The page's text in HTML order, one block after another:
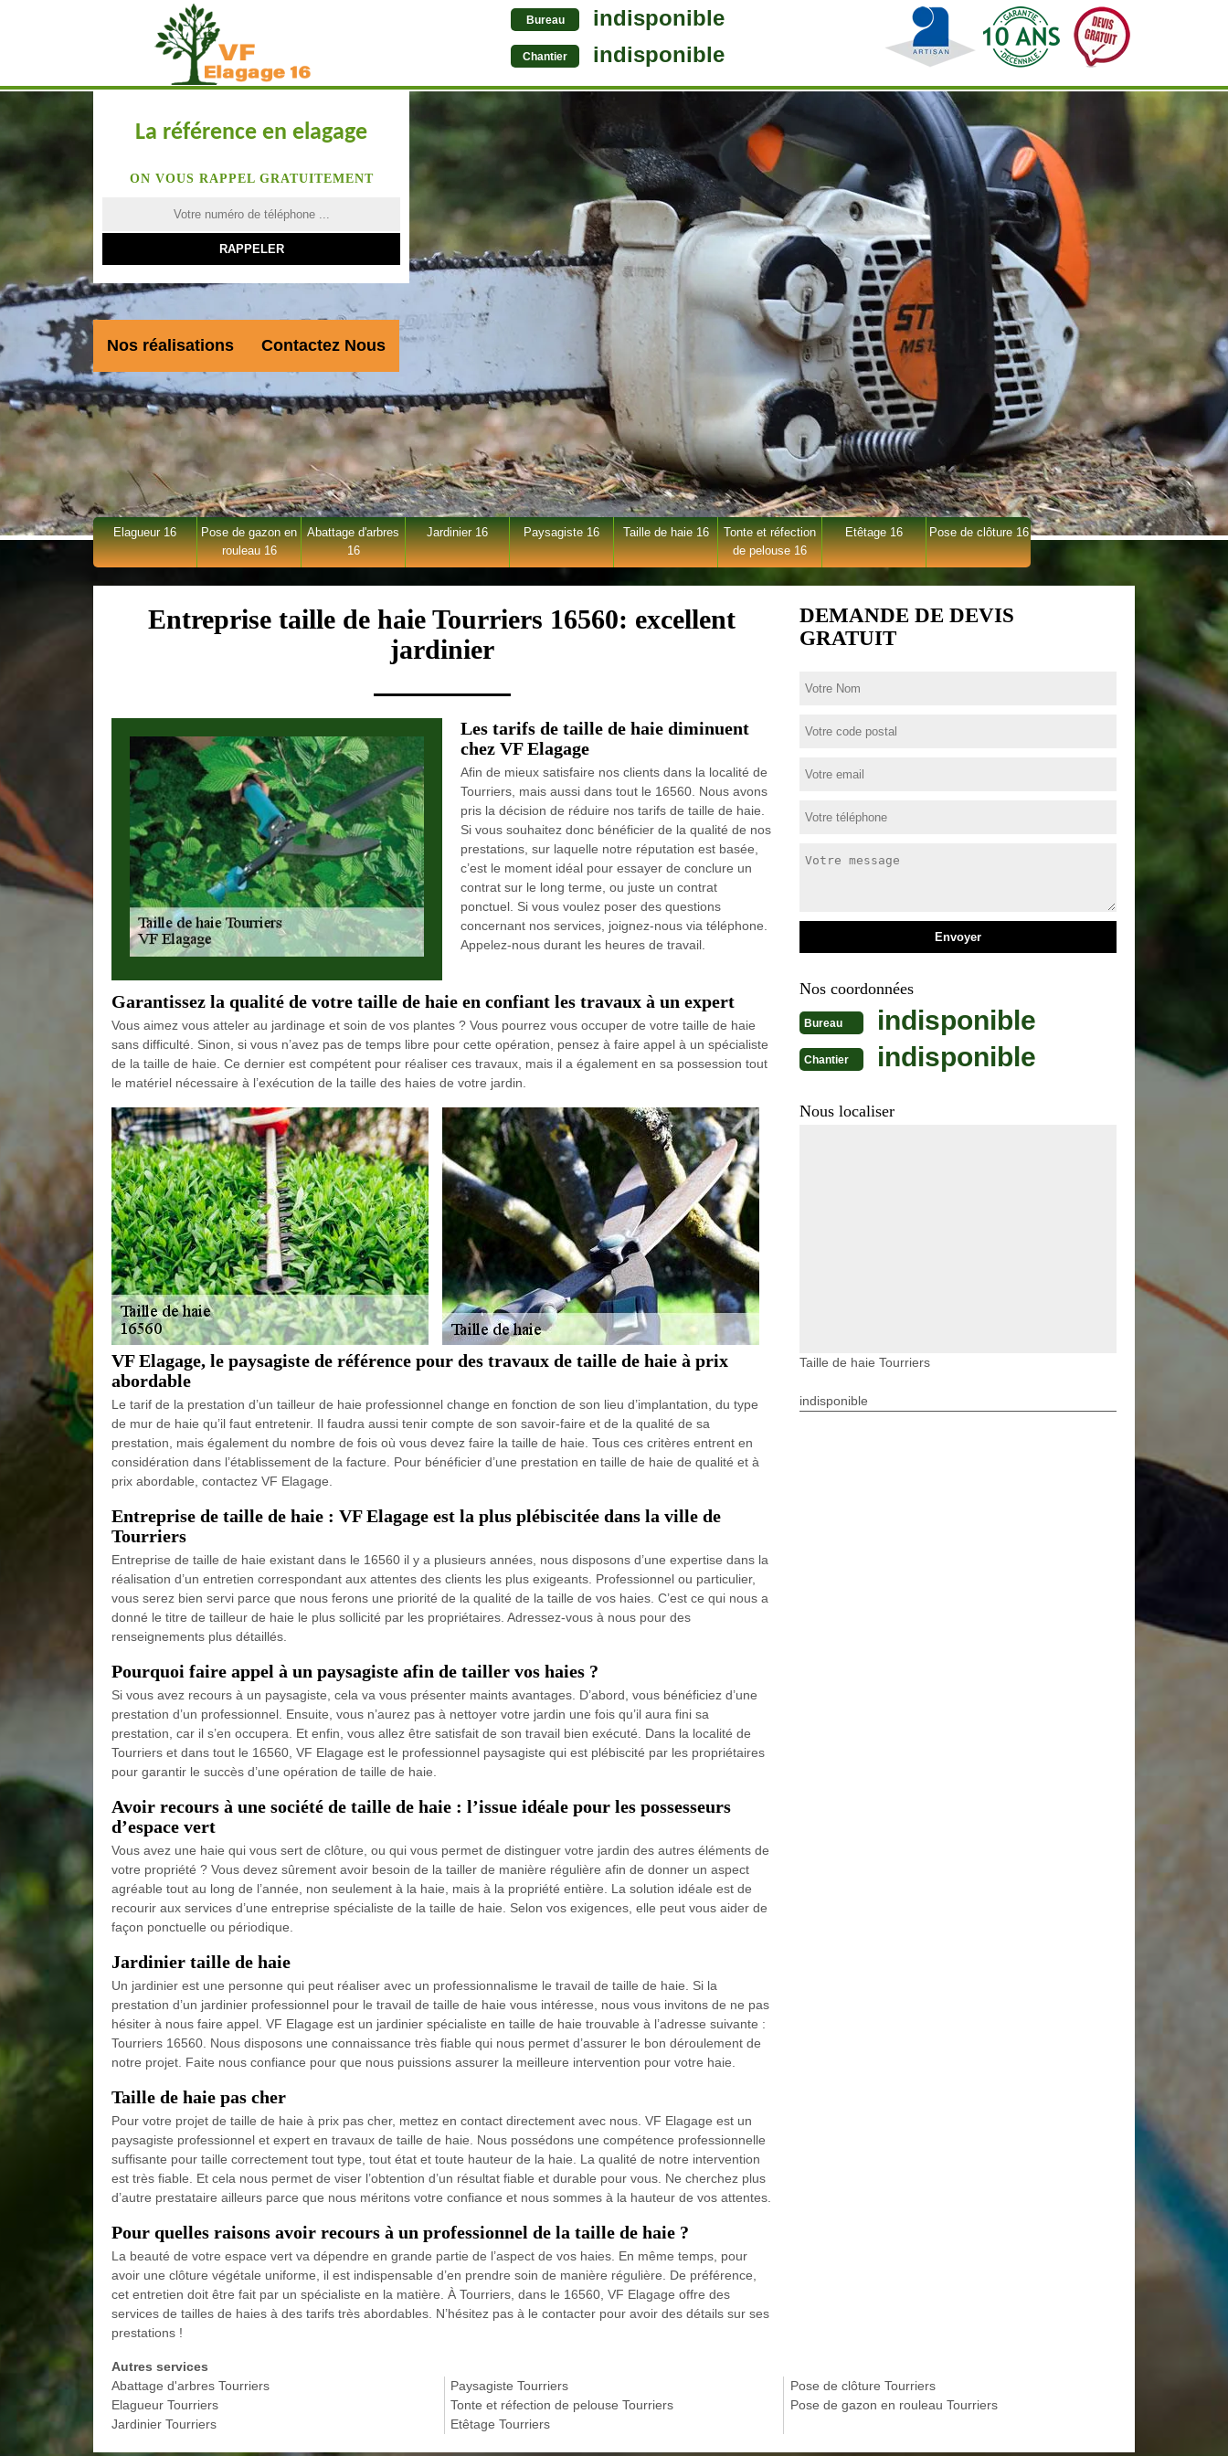
Bureau indisponible
Chantier indisponible
La référence en elagage
ON VOUS RAPPEL GRATUITEMENT
Nos réalisations Contactez Nous
Elagueur 16
Pose de gazon en
rouleau 16
Abattage d'arbres
16
Jardinier 16 Paysagiste 16 Taille de haie 16
Tonte et réfection
de pelouse 16
Etêtage 16 Pose de clôture 16
Entreprise taille de haie Tourriers 16560: excellent
jardinier
Les tarifs de taille de haie diminuent
chez VF Elagage
Afin de mieux satisfaire nos clients dans la localité de
Tourriers, mais aussi dans tout le 16560. Nous avons
pris la décision de réduire nos tarifs de taille de haie.
Si vous souhaitez donc bénéficier de la qualité de nos
prestations, sur laquelle notre réputation est basée,
c’est le moment idéal pour essayer de conclure un
contrat sur le long terme, ou juste un contrat
ponctuel. Si vous voulez poser des questions
concernant nos services, joignez-nous via téléphone.
Appelez-nous durant les heures de travail.
Garantissez la qualité de votre taille de haie en confiant les travaux à un expert
Vous aimez vous atteler au jardinage et soin de vos plantes ? Vous pourrez vous occuper de votre taille de haie
sans difficulté. Sinon, si vous n’avez pas de temps libre pour cette opération, pensez à faire appel à un spécialiste
de la taille de haie. Ce dernier est compétent pour réaliser ces travaux, mais il a également en sa possession tout
le matériel nécessaire à l’exécution de la taille des haies de votre jardin.
VF Elagage, le paysagiste de référence pour des travaux de taille de haie à prix
abordable
Le tarif de la prestation d’un tailleur de haie professionnel change en fonction de son lieu d’implantation, du type
de mur de haie qu’il faut entretenir. Il faudra aussi tenir compte de son savoir-faire et de la qualité de sa
prestation, mais également du nombre de fois où vous devez faire la taille de haie. Tous ces critères entrent en
considération dans l’établissement de la facture. Pour bénéficier d’une prestation en taille de haie de qualité et à
prix abordable, contactez VF Elagage.
Entreprise de taille de haie : VF Elagage est la plus plébiscitée dans la ville de
Tourriers
Entreprise de taille de haie existant dans le 16560 il y a plusieurs années, nous disposons d’une expertise dans la
réalisation d’un entretien correspondant aux attentes des clients les plus exigeants. Professionnel ou particulier,
vous serez bien servi parce que nous ferons une priorité de la qualité de la taille de vos haies. C’est ce qui nous a
donné le titre de tailleur de haie le plus sollicité par les propriétaires. Adressez-vous à nous pour des
renseignements plus détaillés.
Pourquoi faire appel à un paysagiste afin de tailler vos haies ?
Si vous avez recours à un paysagiste, cela va vous présenter maints avantages. D’abord, vous bénéficiez d’une
prestation d’un professionnel. Ensuite, vous n’aurez pas à nettoyer votre jardin une fois qu’il aura fini sa
prestation, car il s’en occupera. Et enfin, vous allez être satisfait de son travail bien exécuté. Dans la localité de
Tourriers et dans tout le 16560, VF Elagage est le professionnel paysagiste qui est plébiscité par les propriétaires
pour garantir le succès d’une opération de taille de haie.
Avoir recours à une société de taille de haie : l’issue idéale pour les possesseurs
d’espace vert
Vous avez une haie qui vous sert de clôture, ou qui vous permet de distinguer votre jardin des autres éléments de
votre propriété ? Vous devez sûrement avoir besoin de la tailler de manière régulière afin de donner un aspect
agréable tout au long de l’année, non seulement à la haie, mais à la propriété entière. La solution idéale est de
recourir aux services d’une entreprise spécialiste de la taille de haie. Selon vos exigences, elle peut vous aider de
façon ponctuelle ou périodique.
Jardinier taille de haie
Un jardinier est une personne qui peut réaliser avec un professionnalisme le travail de taille de haie. Si la
prestation d’un jardinier professionnel pour le travail de taille de haie vous intéresse, nous vous invitons de ne pas
hésiter à nous faire appel. VF Elagage est un jardinier spécialiste en taille de haie trouvable à l’adresse suivante :
Tourriers 16560. Nous disposons une connaissance très fiable qui nous permet d’assurer le bon déroulement de
notre projet. Faite nous confiance pour que nous puissions assurer la meilleure intervention pour votre haie.
Taille de haie pas cher
Pour votre projet de taille de haie à prix pas cher, mettez en contact directement avec nous. VF Elagage est un
paysagiste professionnel et expert en travaux de taille de haie. Nous possédons une compétence professionnelle
suffisante pour taille correctement tout type, tout état et toute hauteur de la haie. La qualité de notre intervention
est très fiable. Et cela nous permet de viser l’obtention d’un résultat fiable et durable pour vous. Ne cherchez plus
d’autre prestataire ailleurs parce que nous méritons votre confiance et nous sommes à la hauteur de vos attentes.
Pour quelles raisons avoir recours à un professionnel de la taille de haie ?
La beauté de votre espace vert va dépendre en grande partie de l’aspect de vos haies. En même temps, pour
avoir une clôture végétale uniforme, il est indispensable d’en prendre soin de manière régulière. De préférence,
cet entretien doit être fait par un spécialiste en la matière. À Tourriers, dans le 16560, VF Elagage offre des
services de tailles de haies à des tarifs très abordables. N’hésitez pas à le contacter pour avoir des détails sur ses
prestations !
DEMANDE DE DEVIS
GRATUIT
Nos coordonnées
Bureau indisponible
Chantier indisponible
Nous localiser
Taille de haie Tourriers
indisponible
Autres services
Abattage d'arbres Tourriers
Elagueur Tourriers
Jardinier Tourriers
Paysagiste Tourriers
Tonte et réfection de pelouse Tourriers
Etêtage Tourriers
Pose de clôture Tourriers
Pose de gazon en rouleau Tourriers